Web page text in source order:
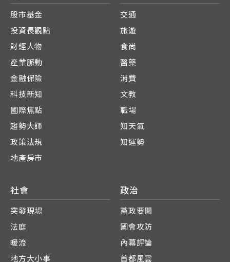
股市基金
投資長觀點
財經人物
產業脈動
金融保險
科技新知
國際焦點
趨勢大師
政策法規
地產房市
交通
旅遊
食尚
醫藥
消費
文教
職場
知天氣
知運勢
社會
突發現場
法庭
暖流
地方大小事
政治
黨政要聞
國會攻防
內幕評論
首都風雲